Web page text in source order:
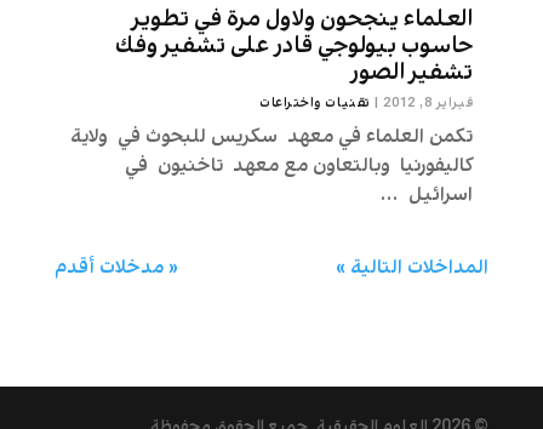
العلماء ينجحون ولاول مرة في تطوير
حاسوب بيولوجي قادر على تشفير وفك
تشفير الصور
فبراير 8, 2012 | تقنیات واختراعات
تكمن العلماء في معهد سكريس للبحوث في ولاية
كاليفورنيا وبالتعاون مع معهد تاخنيون في
اسرائيل ...
« مدخلات أقدم المداخلات التالية »